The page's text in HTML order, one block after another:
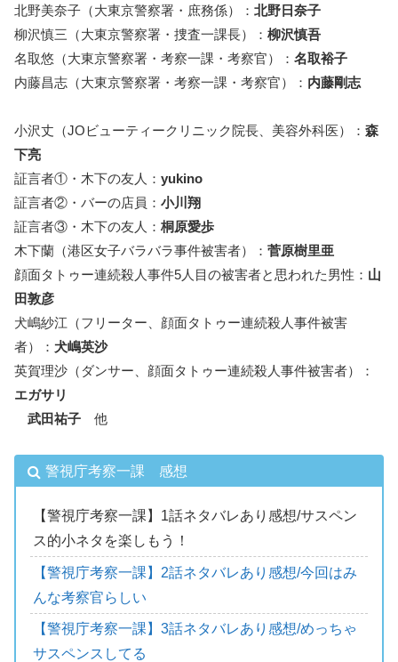
北野美奈子（大東京警察署・庶務係）： 北野日奈子
柳沢慎三（大東京警察署・捜査一課長）： 柳沢慎吾
名取悠（大東京警察署・考察一課・考察官）： 名取裕子
内藤昌志（大東京警察署・考察一課・考察官）： 内藤剛志
小沢丈（JOビューティークリニック院長、美容外科医）： 森
下亮
証言者①・木下の友人： yukino
証言者②・バーの店員： 小川翔
証言者③・木下の友人： 桐原愛歩
木下蘭（港区女子バラバラ事件被害者）： 菅原樹里亜
顔面タトゥー連続殺人事件5人目の被害者と思われた男性： 山
田敦彦
犬嶋紗江（フリーター、顔面タトゥー連続殺人事件被害
者）： 犬嶋英沙
英賀理沙（ダンサー、顔面タトゥー連続殺人事件被害者）：
エガサリ
武田祐子 他
警視庁考察一課 感想
【警視庁考察一課】1話ネタバレあり感想/サスペン
ス的小ネタを楽しもう！
【警視庁考察一課】2話ネタバレあり感想/今回はみ
んな考察官らしい
【警視庁考察一課】3話ネタバレあり感想/めっちゃ
サスペンスしてる